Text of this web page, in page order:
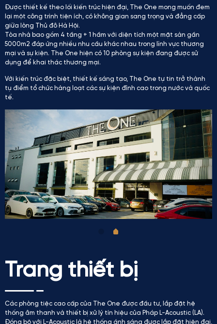
Được thiết kế theo lối kiến trúc hiện đại, The One mong muốn đem
lại một công trình tiện ích, có không gian sang trọng và đẳng cấp
giữa lòng Thủ đô Hà Hội.
Tòa nhà bao gồm 4 tầng + 1 hầm với diện tích một mặt sàn gần
5000m2 đáp ứng nhiều nhu cầu khác nhau trong lĩnh vực thương
mại và sự kiện. The One hiện có 10 phòng sự kiện đang được sử
dụng để khai thác thương mại.
Với kiến trúc đặc biệt, thiết kế sáng tạo, The One tự tin trở thành
tụ điểm tổ chức hàng loạt các sự kiện đỉnh cao trong nước và quốc
tế.
Trang thiết bị
Các phòng tiệc cao cấp của The One được đầu tư, lắp đặt hệ
thống âm thanh và thiết bị xử lý tín hiệu của Pháp L-Acoustic (LA).
Đồng bộ với L-Acoustic là hệ thống ánh sáng được lắp đặt hiện đại,